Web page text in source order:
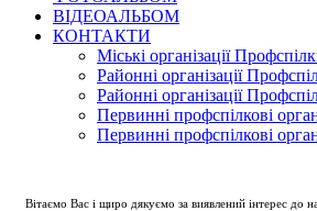
ВІДЕОАЛЬБОМ
КОНТАКТИ
Міські організації
Районні організації
Районні організації
Первинні профспілкові
Первинні профспілкові
Вітаємо Вас і щиро дякуємо за виявлений інтерес до